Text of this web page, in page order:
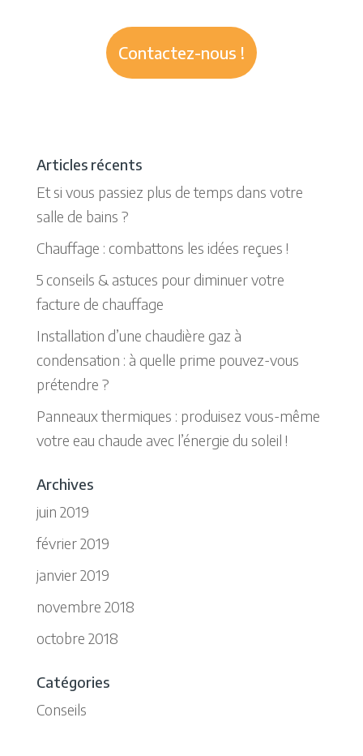
Contactez-nous !
Articles récents
Et si vous passiez plus de temps dans votre
salle de bains ?
Chauffage : combattons les idées reçues !
5 conseils & astuces pour diminuer votre
facture de chauffage
Installation d’une chaudière gaz à
condensation : à quelle prime pouvez-vous
prétendre ?
Panneaux thermiques : produisez vous-même
votre eau chaude avec l’énergie du soleil !
Archives
juin 2019
février 2019
janvier 2019
novembre 2018
octobre 2018
Catégories
Conseils